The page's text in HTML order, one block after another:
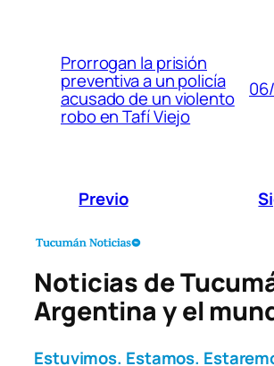
Prorrogan la prisión
preventiva a un policía
acusado de un violento
robo en Tafí Viejo
Previo
Noticias de
Argentina y el
Estuvimos. Estamos.